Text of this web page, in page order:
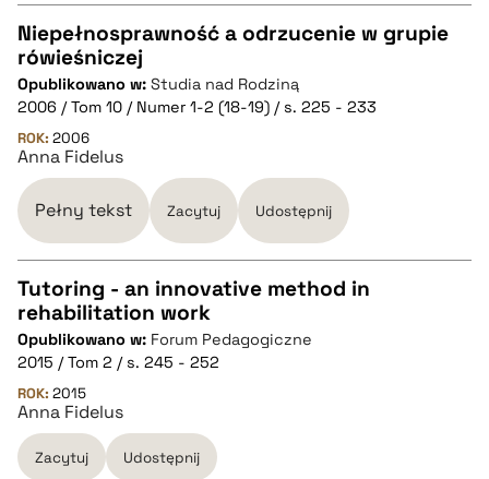
pobierz cytat
CZYSTY TEKST
pobierz cytat
BIBTEX
pobierz cytat
Niepełnosprawność a odrzucenie w grupie
rówieśniczej
Opublikowano w: Studia nad Rodziną
2006 / Tom 10 / Numer 1-2 (18-19) / s. 225 - 233
ROK: 2006
Anna Fidelus
Pełny tekst Zacytuj Udostępnij
CZYSTY TEKST
pobierz cytat
BIBTEX
Tutoring - an innovative method in
rehabilitation work
Opublikowano w: Forum Pedagogiczne
2015 / Tom 2 / s. 245 - 252
ROK: 2015
Anna Fidelus
Zacytuj Udostępnij